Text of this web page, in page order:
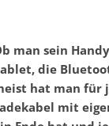
man sein
die
hat man für
mit